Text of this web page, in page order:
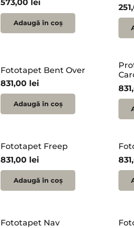
573,00 lei
Adaugă în coș
Fototapet Bent Over
831,00 lei
Adaugă în coș
Fototapet Freep
831,00 lei
Adaugă în coș
Fototapet Nav